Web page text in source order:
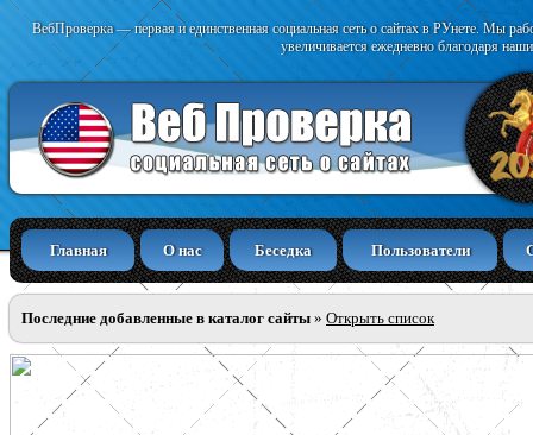
ВебПроверка — первая и единственная социальная сеть о сайтах в РУнете. Мы
увеличивается ежедневно благодаря
Главная О нас Беседка Пользователи
Последние добавленные в каталог сайты » Открыть список